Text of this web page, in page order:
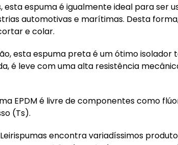
esta espuma é igualmente ideal para ser
automotivas e marítimas. Desta
e colar.
esta espuma preta é um ótimo isolador
é leve com uma alta resistência
EPDM é livre de componentes como
(Ts).
encontra variadíssimos